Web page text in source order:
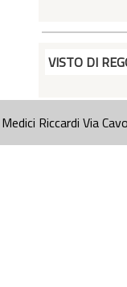
VISTO DI
Riccardi Via